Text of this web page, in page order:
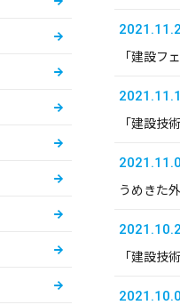
「建設フ
「建設技
うめきた
「建設技